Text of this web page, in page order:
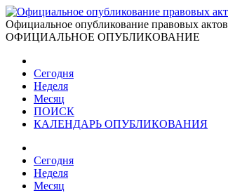
Официальное опубликование правовых актов
ОФИЦИАЛЬНОЕ ОПУБЛИКОВАНИЕ
Сегодня
Неделя
Месяц
ПОИСК
КАЛЕНДАРЬ ОПУБЛИКОВАНИЯ
Сегодня
Неделя
Месяц